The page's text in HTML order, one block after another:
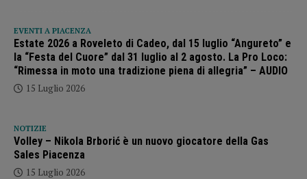
EVENTI A PIACENZA
Estate 2026 a Roveleto di Cadeo, dal 15 luglio “Angureto” e
la “Festa del Cuore” dal 31 luglio al 2 agosto. La Pro Loco:
“Rimessa in moto una tradizione piena di allegria” – AUDIO
15 Luglio 2026
NOTIZIE
Volley – Nikola Brborić è un nuovo giocatore della Gas
Sales Piacenza
15 Luglio 2026